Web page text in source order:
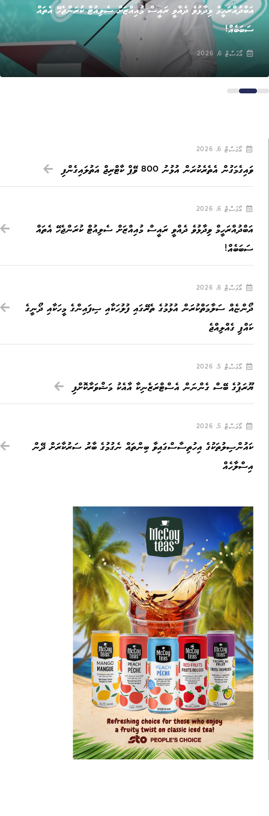
އަބްދުއްރަހީމް ވިދާޅުވެ ދެއްވީ ރައީސް މުއިއްޒަށް ސެލިއުޓް ކުރަންޖެހޭ އެތައް
ސަބަބެއް!
އޯގަސްޓް 6, 2026
އޯގަސްޓް 6, 2026
ވައިގެމަގުން އެތެރެކުރަން އުޅުނު 800 ވޭޕް ކާޓްރިޖް އަތުލައިގެންފި
އޯގަސްޓް 6, 2026
އަބްދުއްރަހީމް ވިދާޅުވެ ދެއްވީ ރައީސް މުއިއްޒަށް ސެލިއުޓް ކުރަންޖެހޭ އެތައް
ސަބަބެއް!
އޯގަސްޓް 6, 2026
ދޯންޏެއް ސަލާމަތްކުރަން އުޅުމުގެ ތެރޭގައި ފުލުހަކާއި ސިފައިންގެ މީހަކާއި ދޯނީގެ
ކައްޕި ގެއްލިއްޖެ
އޯގަސްޓް 5, 2026
ޔޫރަޕުގެ ބޭސް ގެންނަން އެސްޓްރަޒެނިކާ އާއެކު މަޝްވަރާކޮށްފި
އޯގަސްޓް 5, 2026
ކައުންސިލުތަކުގެ އިހުތިސާސްގައިވާ ބިންތައް ނެގުމުގެ ބާރު ސަރުކާރަށް ދޭން
އިސްލާހެއް